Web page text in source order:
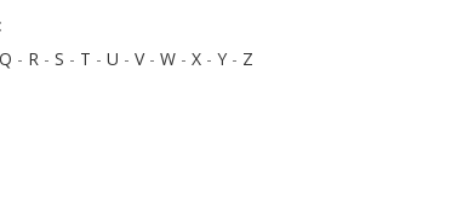
Q - R - S - T - U - V- W - X - Y - Z